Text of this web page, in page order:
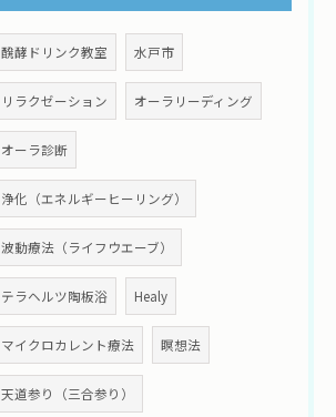
醗酵ドリンク教室 水戸市
リラクゼーション オーラリーディング
オーラ診断
浄化（エネルギーヒーリング）
波動療法（ライフウエーブ）
テラヘルツ陶板浴 Healy
マイクロカレント療法 瞑想法
天道参り（三合参り）